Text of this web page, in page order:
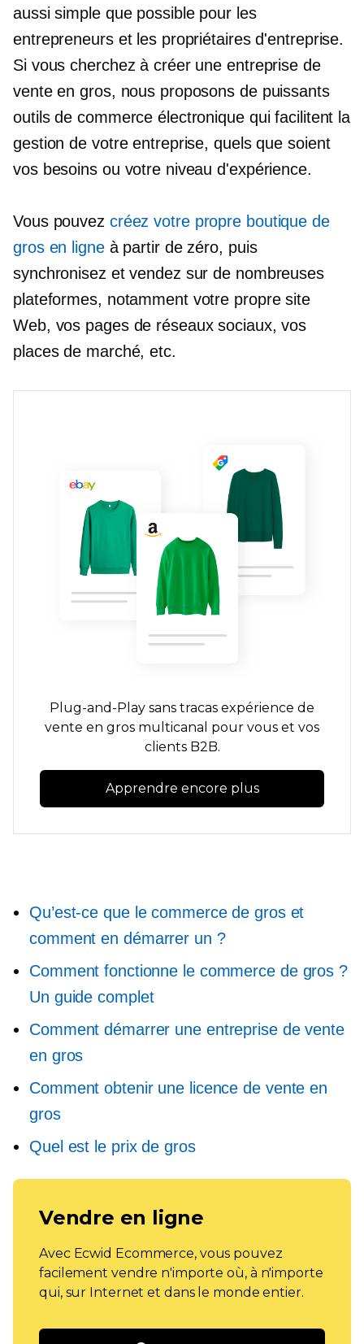
aussi simple que possible pour les
entrepreneurs et les propriétaires d'entreprise.
Si vous cherchez à créer une entreprise de
vente en gros, nous proposons de puissants
outils de commerce électronique qui facilitent la
gestion de votre entreprise, quels que soient
vos besoins ou votre niveau d'expérience.
Vous pouvez créez votre propre boutique de
gros en ligneà partir de zéro, puis
synchronisez et vendez sur de nombreuses
plateformes, notamment votre propre site
Web, vos pages de réseaux sociaux, vos
places de marché, etc.
Plug-and-Play sans tracas expérience de
vente en gros multicanal pour vous et vos
clients B2B.
Apprendre encore plus
Qu’est-ce que le commerce de gros et
comment en démarrer un ?
Comment fonctionne le commerce de gros ?
Un guide complet
Comment démarrer une entreprise de vente
en gros
Comment obtenir une licence de vente en
gros
Quel est le prix de gros
Vendre en ligne
Avec Ecwid Ecommerce, vous pouvez
facilement vendre n'importe où, à n'importe
qui, sur Internet et dans le monde entier.